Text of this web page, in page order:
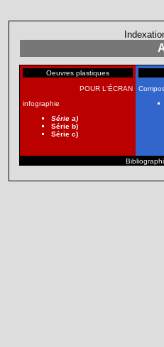
Oeuvres plastiques
POUR L'ÉCRAN
infographie
Série a)
Série b)
Série c)